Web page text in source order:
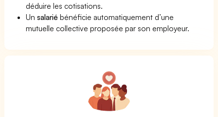
déduire les cotisations.
Unsalarié bénéficie automatiquement d’une
mutuelle collective proposée par son employeur.